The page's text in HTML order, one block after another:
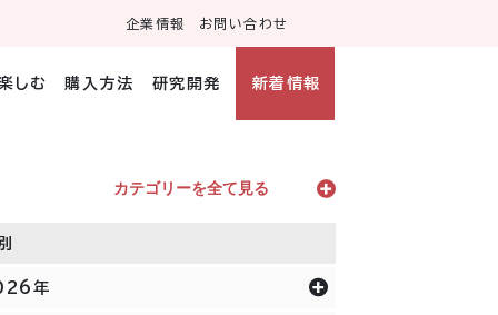
企業情報 お問い合わせ
しむ 購入方法 研究開発 新着情報
カテゴリーを全て見る
年